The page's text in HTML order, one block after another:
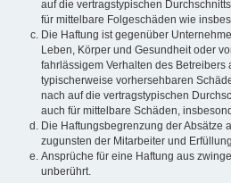
auf die vertragstypischen
für mittelbare Folgeschäden wie
Die Haftung ist gegenüber
Leben, Körper und Gesundheit oder
fahrlässigem Verhalten des Betreibers
typischerweise vorhersehbaren
nach auf die vertragstypischen
auch für mittelbare Schäden,
Die Haftungsbegrenzung der Absätze
zugunsten der Mitarbeiter und
Ansprüche für eine Haftung aus
unberührt.